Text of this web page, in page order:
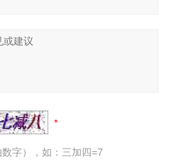
字），如：三加四=7